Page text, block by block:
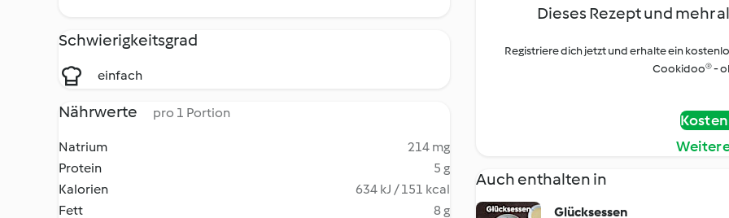
Schwierigkeitsgrad
einfach
Nährwerte pro 1 Portion
Natrium
214 mg
Protein
5 g
Kalorien
634 kJ / 151 kcal
Fett
8 g
Dieses Rezept und mehr
Registriere dich jetzt und erhalte ein
Cookidoo® -
Auch enthalten in
Glücksessen